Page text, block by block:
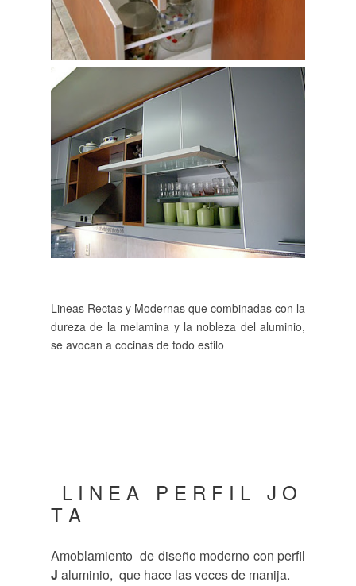
Lineas Rectas y Modernas que combinadas con la
dureza de la melamina y la nobleza del aluminio,
se avocan a cocinas de todo estilo
L I N E A P E R F I L J O
T A
Amoblamiento de diseño moderno con perfil
J aluminio, que hace las veces de manija.